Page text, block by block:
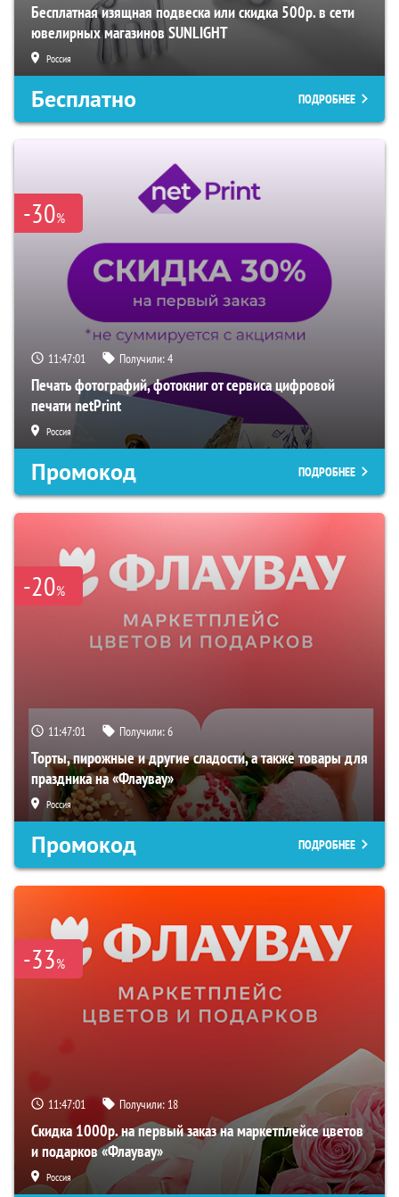
Бесплатная изящная подвеска или скидка 500р. в сети
ювелирных магазинов SUNLIGHT
Россия
Бесплатно ПОДРОБНЕЕ
-30%
11:47:00 Получили:4
Печать фотографий, фотокниг от сервиса цифровой
печати netPrint
Россия
Промокод ПОДРОБНЕЕ
-20%
11:47:00 Получили:6
Торты, пирожные и другие сладости, а также товары для
праздника на «Флаувау»
Россия
Промокод ПОДРОБНЕЕ
-33%
11:47:00 Получили: 18
Скидка 1000р. на первый заказ на маркетплейсе цветов
и подарков «Флаувау»
Россия